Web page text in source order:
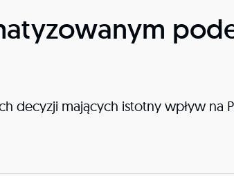
decyzji mających istotny wpływ